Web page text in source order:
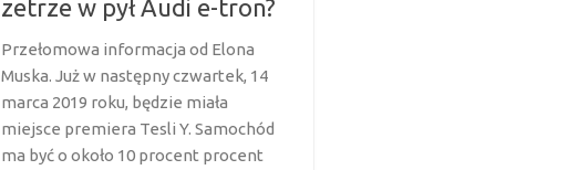
zetrze w pył Audi e-tron?
Przełomowa informacja od Elona
Muska. Już w następny czwartek, 14
marca 2019 roku, będzie miała
miejsce premiera Tesli Y. Samochód
ma być o około 10 procent procent